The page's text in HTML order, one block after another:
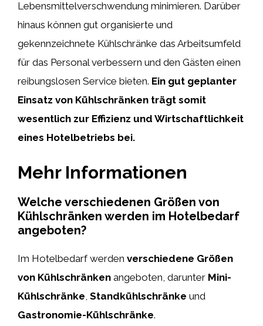
Lebensmittelverschwendung minimieren. Darüber
hinaus können gut organisierte und
gekennzeichnete Kühlschränke das Arbeitsumfeld
für das Personal verbessern und den Gästen einen
reibungslosen Service bieten. Ein gut geplanter
Einsatz von Kühlschränken trägt somit
wesentlich zur Effizienz und Wirtschaftlichkeit
eines Hotelbetriebs bei.
Mehr Informationen
Welche verschiedenen Größen von
Kühlschränken werden im Hotelbedarf
angeboten?
Im Hotelbedarf werden verschiedene Größen
von Kühlschränken angeboten, darunter Mini-
Kühlschränke Standkühlschränke und
Gastronomie-Kühlschränke.